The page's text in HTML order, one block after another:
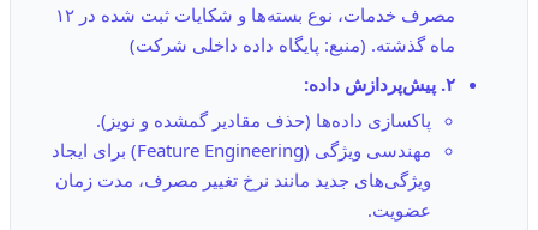
مصرف خدمات، نوع بسته‌ها و شکایات ثبت شده در ۱۲
ماه گذشته. (منبع: پایگاه داده داخلی شرکت)
۲. پیش‌پردازش داده:
پاکسازی داده‌ها (حذف مقادیر گمشده و نویز).
مهندسی ویژگی (Feature Engineering) برای ایجاد
ویژگی‌های جدید مانند نرخ تغییر مصرف، مدت زمان
عضویت.